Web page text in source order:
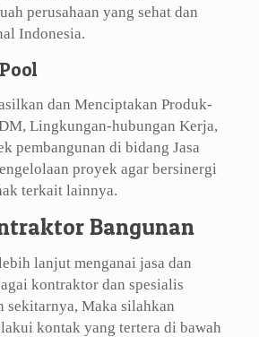
perusahaan yang sehat dan
Indonesia.
dan Menciptakan Produk-
Lingkungan-hubungan Kerja,
pembangunan di bidang Jasa
proyek agar bersinergi
terkait lainnya.
Bangunan
lanjut menganai jasa dan
kontraktor dan spesialis
sekitarnya, Maka silahkan
kontak yang tertera di bawah